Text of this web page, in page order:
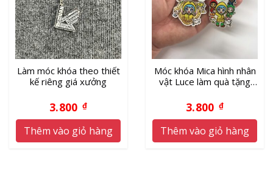
Làm móc khóa theo thiết
kế riêng giá xưởng
3.800 ₫
Thêm vào giỏ hàng
Móc khóa Mica hình nhân
vật Luce làm quà tặng
3.800 ₫
Thêm vào giỏ hàng